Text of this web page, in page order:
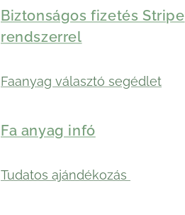
Biztonságos fizetés Stripe
rendszerrel
Faanyag választó segédlet
Fa anyag infó
Tudatos ajándékozás